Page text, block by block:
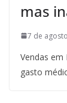
mas
7 de
Vendas em
gasto